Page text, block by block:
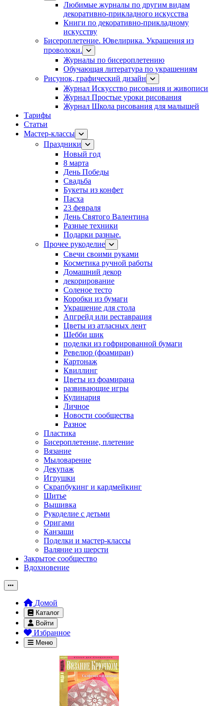
Любимые журналы по другим видам
декоративно-прикладного искусства
Книги по декоративно-прикладному
искусству
Бисероплетение. Ювелирика. Украшения из
проволоки.
Журналы по бисероплетению
Обучающая литература по украшениям
Рисунок, графический дизайн
Журнал Искусство рисования и живописи
Журнал Простые уроки рисования
Журнал Школа рисования для малышей
Тарифы
Статьи
Мастер-классы
Праздники
Новый год
8 марта
День Победы
Свадьба
Букеты из конфет
Пасха
23 февраля
День Святого Валентина
Разные техники
Подарки разные.
Прочее рукоделие
Свечи своими руками
Косметика ручной работы
Домашний декор
декорирование
Соленое тесто
Коробки из бумаги
Украшение для стола
Апгрейд или реставрация
Цветы из атласных лент
Шебби шик
поделки из гофрированной бумаги
Ревелюр (фоамиран)
Картонаж
Квиллинг
Цветы из фоамирана
развивающие игры
Кулинария
Личное
Новости сообщества
Разное
Пластика
Бисероплетение, плетение
Вязание
Мыловарение
Декупаж
Игрушки
Скрапбукинг и кардмейкинг
Шитье
Вышивка
Рукоделие с детьми
Оригами
Канзаши
Поделки и мастер-классы
Валяние из шерсти
Закрытое сообщество
Вдохновение
Домой
Каталог
Войти
Избранное
Меню